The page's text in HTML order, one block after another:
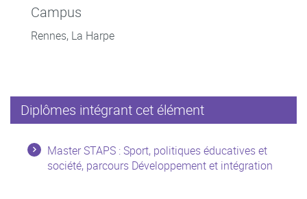
Campus
Rennes, La Harpe
Diplômes intégrant cet élément
Master STAPS : Sport, politiques éducatives et
société, parcours Développement et intégration